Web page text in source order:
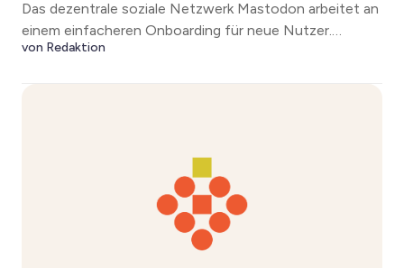
Das dezentrale soziale Netzwerk Mastodon arbeitet an
einem einfacheren Onboarding für neue Nutzer.
Künftig könnten empfohlene Server den Einstieg ins
von Redaktion